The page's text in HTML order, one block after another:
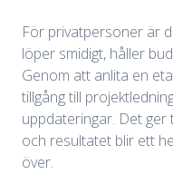
För privatpersoner är
löper smidigt, håller
Genom att anlita en
tillgång till
uppdateringar. Det
och resultatet blir ett
över.